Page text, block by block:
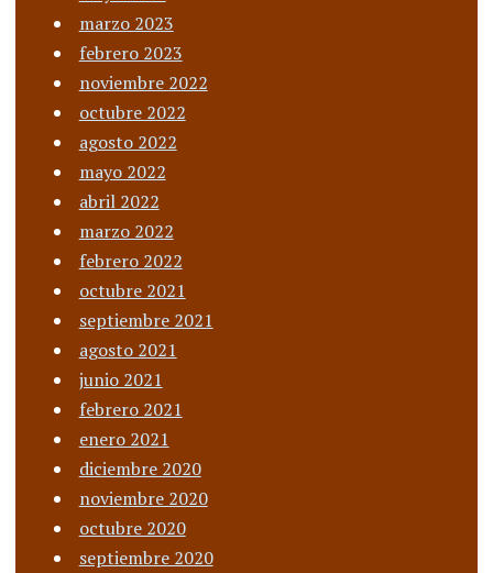
marzo 2023
febrero 2023
noviembre 2022
octubre 2022
agosto 2022
mayo 2022
abril 2022
marzo 2022
febrero 2022
octubre 2021
septiembre 2021
agosto 2021
junio 2021
febrero 2021
enero 2021
diciembre 2020
noviembre 2020
octubre 2020
septiembre 2020